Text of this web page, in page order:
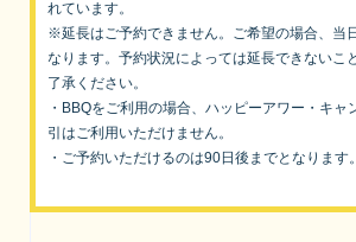
れています。
※延長はご予約できません。ご希望の場合、当
なります。予約状況によっては延長できないこ
了承ください。
・BBQをご利用の場合、ハッピーアワー・キャ
引はご利用いただけません。
・ご予約いただけるのは90日後までとなります。